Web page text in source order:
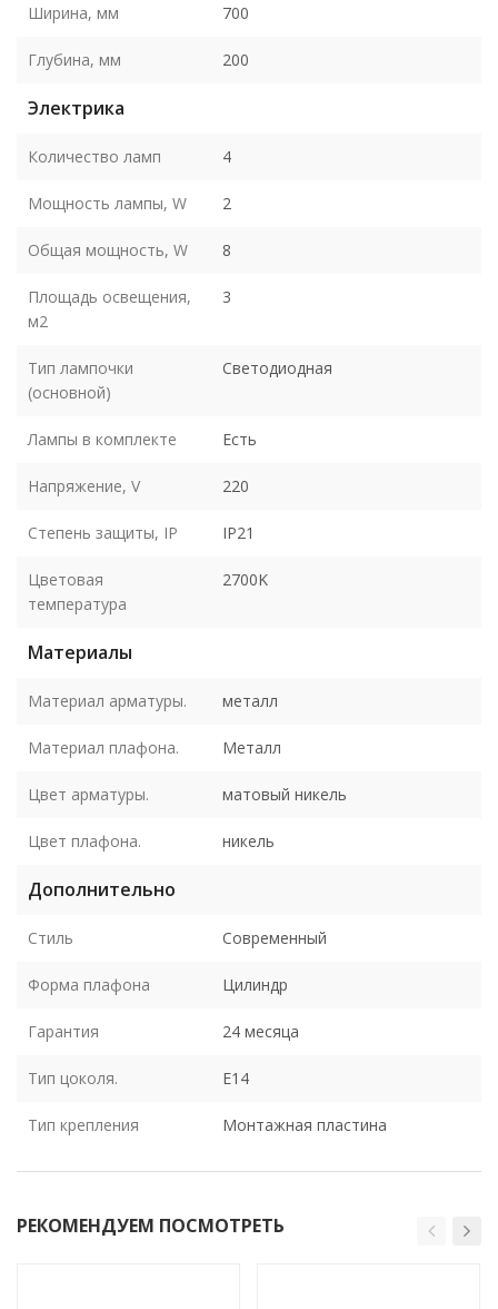
Ширина, мм 700
Глубина, мм 200
Электрика
Количество ламп 4
Мощность лампы, W 2
Общая мощность, W 8
Площадь освещения,
м2
3
Тип лампочки
(основной)
Светодиодная
Лампы в комплекте Есть
Напряжение, V 220
Степень защиты, IP IP21
Цветовая
температура
2700K
Материалы
Материал арматуры. металл
Материал плафона. Металл
Цвет арматуры. матовый никель
Цвет плафона. никель
Дополнительно
Стиль Современный
Форма плафона Цилиндр
Гарантия 24 месяца
Тип цоколя. E14
Тип крепления Монтажная пластина
РЕКОМЕНДУЕМ ПОСМОТРЕТЬ